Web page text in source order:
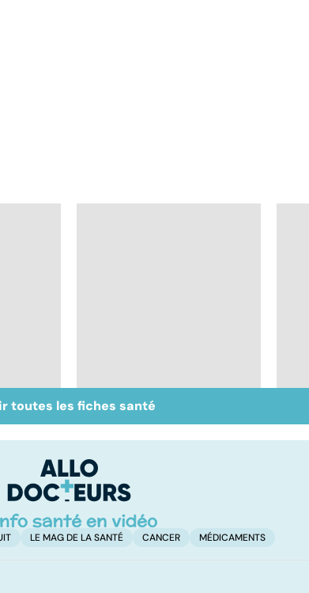
le
Mélanome : le plus
redouté des cancers
toutes les fiches santé
LE MAG DE LA SANTÉ CANCER MÉDICAMENTS